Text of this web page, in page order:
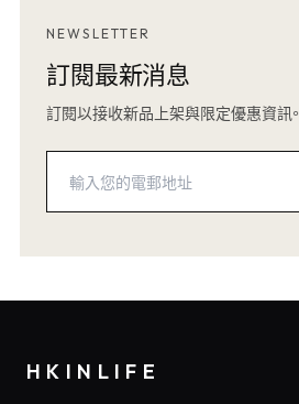
NEWSLETTER
訂閱最新消息
訂閱以接收新品上架與限定優惠資訊。
HKINLIFE